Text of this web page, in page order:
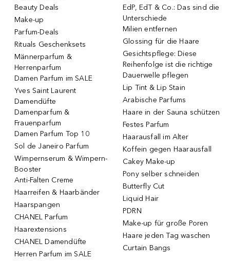
Beauty Deals
Make-up
Parfum-Deals
Rituals Geschenksets
Männerparfum &
Herrenparfum
Damen Parfum im SALE
Yves Saint Laurent
Damendüfte
Damenparfum &
Frauenparfum
Damen Parfum Top 10
Sol de Janeiro Parfum
Wimpernserum & Wimpern-
Booster
Anti-Falten Creme
Haarreifen & Haarbänder
Haarspangen
CHANEL Parfum
Haarextensions
CHANEL Damendüfte
Herren Parfum im SALE
EdP, EdT & Co.: Das sind die
Unterschiede
Milien entfernen
Glossing für die Haare
Gesichtspflege: Diese
Reihenfolge ist die richtige
Dauerwelle pflegen
Lip Tint & Lip Stain
Arabische Parfums
Haare in der Sauna schützen
Festes Parfum
Haarausfall im Alter
Koffein gegen Haarausfall
Cakey Make-up
Pony selber schneiden
Butterfly Cut
Liquid Hair
PDRN
Make-up für große Poren
Haare jeden Tag waschen
Curtain Bangs